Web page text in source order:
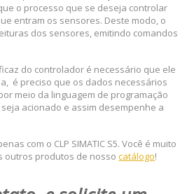
o processo que se deseja controlar
entram os sensores. Deste modo, o
dos sensores, emitindo comandos
do controlador é necessário que ele
é preciso que os dados necessários
meio da linguagem de programação
acionado e assim desempenhe a
com o CLP SIMATIC S5. Você é muito
outros produtos de nossocatálogo!